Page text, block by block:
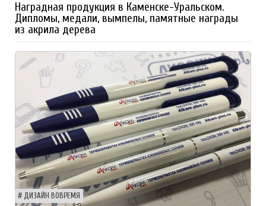
Наградная продукция в Каменске-Уральском.
Дипломы, медали, вымпелы, памятные награды
из акрила дерева
ДИЗАЙН ВОВРЕМЯ